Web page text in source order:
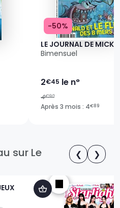
LE JOURNAL DE
Bimensuel
2€45 le n°
-50%
4€90
Après 3 mois : 4€89
sur Le
❮ ❯